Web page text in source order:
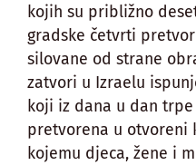
kojih su približno
gradske četvrti
silovane od strane
zatvori u Izraelu
koji iz dana u dan trpe
pretvorena u otvoreni
kojemu djeca, žene i